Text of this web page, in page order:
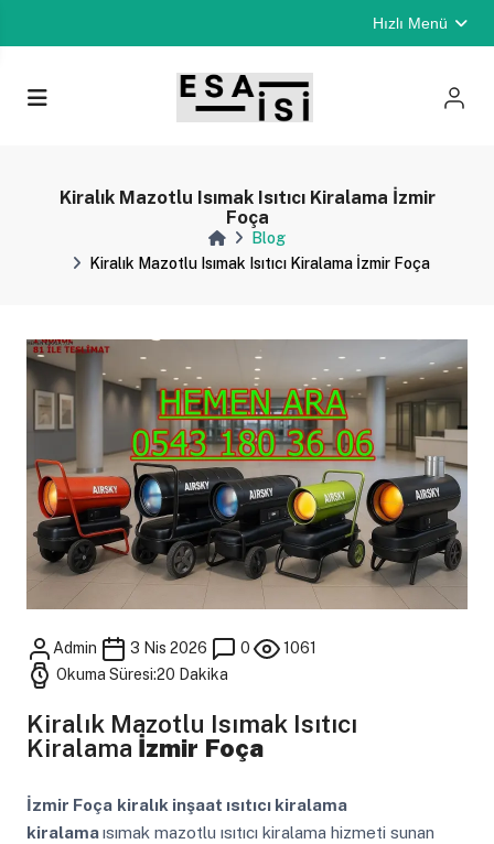
Hızlı Menü
Kiralık Mazotlu Isımak Isıtıcı Kiralama İzmir
Foça
Blog
Kiralık Mazotlu Isımak Isıtıcı Kiralama İzmir Foça
Admin 3 Nis 2026 0
1061
Okuma Süresi:20 Dakika
Kiralık Mazotlu Isımak Isıtıcı
Kiralama İzmir Foça
İzmir Foça kiralık inşaat ısıtıcı kiralama
kiralamaısımak mazotlu ısıtıcı kiralama hizmeti sunan